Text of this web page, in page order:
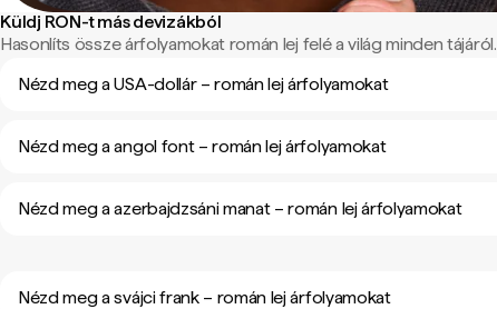
Küldj RON-t más devizákból
Hasonlíts össze árfolyamokat román lej felé a világ minden tájáról.
Nézd meg a USA-dollár – román lej árfolyamokat
Nézd meg a angol font – román lej árfolyamokat
Nézd meg a azerbajdzsáni manat – román lej árfolyamokat
Nézd meg a svájci frank – román lej árfolyamokat